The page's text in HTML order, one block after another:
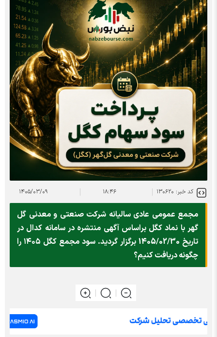
کد خبر: ۱۳۰۶۲۰ ۱۸:۴۶ ۱۴۰۵/۰۳/۰۹
مجمع عمومی عادی سالیانه شرکت صنعتی و معدنی گل
گهر با نماد کگل براساس آگهی منتشره در سامانه کدال در
تاریخ 1405/02/30 برگزار گردید. سود مجمع کگل ۱۴۰۵ را
چگونه دریافت کنیم؟